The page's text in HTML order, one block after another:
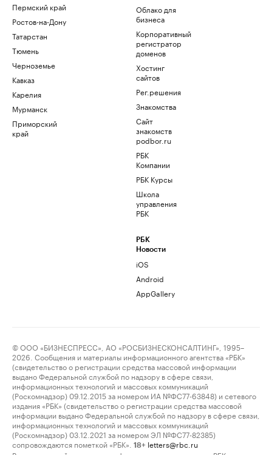
Пермский край
Ростов-на-Дону
Татарстан
Тюмень
Черноземье
Кавказ
Карелия
Мурманск
Приморский
край
Облако для
бизнеса
Корпоративный
регистратор
доменов
Хостинг
сайтов
Рег.решения
Знакомства
Сайт
знакомств
podbor.ru
РБК
Компании
РБК Курсы
Школа
управления
РБК
РБК
Новости
iOS
Android
AppGallery
© ООО «БИЗНЕСПРЕСС», АО «РОСБИЗНЕСКОНСАЛТИНГ», 1995–
2026. Сообщения и материалы информационного агентства «РБК»
(свидетельство о регистрации средства массовой информации
выдано Федеральной службой по надзору в сфере связи,
информационных технологий и массовых коммуникаций
(Роскомнадзор) 09.12.2015 за номером ИА №ФС77-63848) и сетевого
издания «РБК» (свидетельство о регистрации средства массовой
информации выдано Федеральной службой по надзору в сфере связи,
информационных технологий и массовых коммуникаций
(Роскомнадзор) 03.12.2021 за номером ЭЛ №ФС77-82385)
сопровождаются пометкой «РБК».
18+ letters@rbc.ru